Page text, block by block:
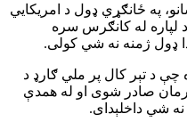
په ځانګړي ډول د امریکايي
لپاره له کانګرس سره
ډول ژمنه نه شي کولی.
چې د تېر کال پر ملي ګارډ د
صادر شوی او له همدې
نه شي داخلېدای.